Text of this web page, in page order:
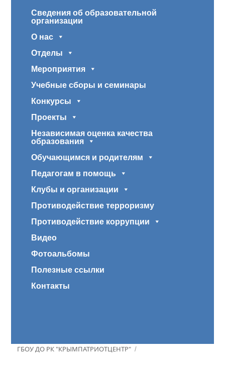
Сведения об образовательной
организации
О нас
Отделы
Мероприятия
Учебные сборы и семинары
Конкурсы
Проекты
Независимая оценка качества
образования
Обучающимся и родителям
Педагогам в помощь
Клубы и организации
Противодействие терроризму
Противодействие коррупции
Видео
Фотоальбомы
Полезные ссылки
Контакты
ГБОУ ДО РК "КРЫМПАТРИОТЦЕНТР"